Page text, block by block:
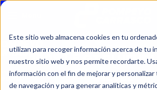
Este sitio web almacena cookies en tu
utilizan para recoger información acerca de tu
nuestro sitio web y nos permite recordarte.
información con el fin de mejorar y
de navegación y para generar analíticas y
2008 1.5 GT BLUEHDI
DIESEL